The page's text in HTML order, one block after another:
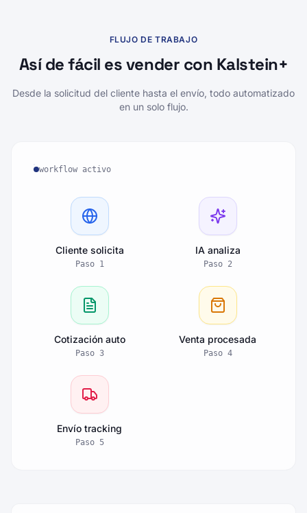
FLUJO DE TRABAJO
Así de fácil es vender con Kalstein+
Desde la solicitud del cliente hasta el envío, todo automatizado
en un solo flujo.
workflow activo
Cliente solicita
Paso 1
IA analiza
Paso 2
Cotización auto
Paso 3
Venta procesada
Paso 4
Envío tracking
Paso 5